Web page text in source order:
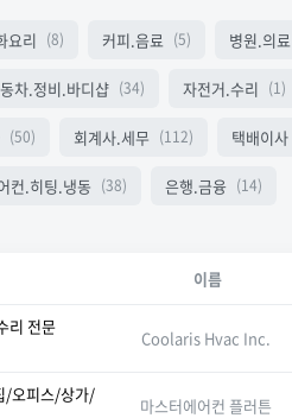
요리 (8) 커피.음료 (5) 병원.의료
차.정비.바디샵 (34) 자전거.수리 (1)
(50) 회계사.세무 (112) 택배이사
컨.히팅.냉동 (38) 은행.금융 (14)
이름
전문
Coolaris Hvac Inc.
/오피스/상가/
마스터에어컨 플러튼